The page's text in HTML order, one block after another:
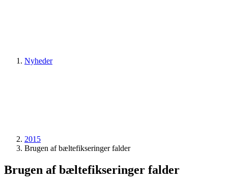
Nyheder
2015
Brugen af bæltefikseringer falder
Brugen af bæltefikseringer falder